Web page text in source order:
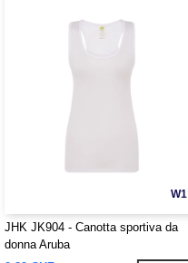
W1
JHK JK904 - Canotta sportiva da
donna Aruba